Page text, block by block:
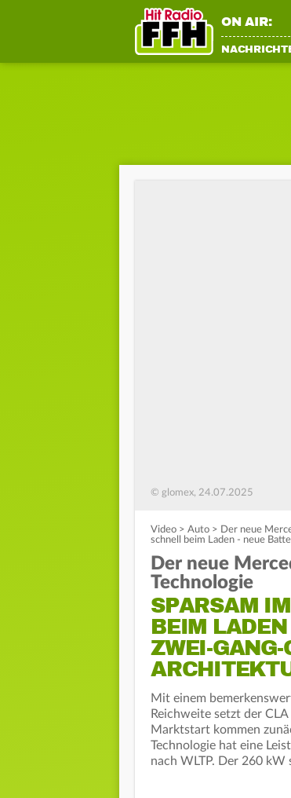
ON AIR:
© glomex, 24.07.2025
Video > Auto > Der neue
schnell beim Laden - neue
Der neue
Technologie
SPARSAM
BEIM
ZWEI-
Mit einem
Reichweite setzt der
Marktstart kommen
Technologie hat eine
nach WLTP. Der 260